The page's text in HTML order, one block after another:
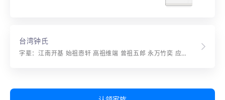
台湾钟氏
字辈：江南开基 始祖悫轩 高祖维端 曾祖五郎 永万竹奕 应顺启元 成利贞宗 观光上国 荣任循良 建功立业 名誉显扬 培养原本 正直平康 登贤选俊 喜见赓飏 家传忠厚 泽荫芬芳 友恭慈信 礼义昭彰 行仁积德 致福兆祥 才全学广 品？端庄 典谟训诰 经济文章 继承先志 克振纲常 逢时展用 辅佐赞襄 基图广大 禄寿延长 百世基昌